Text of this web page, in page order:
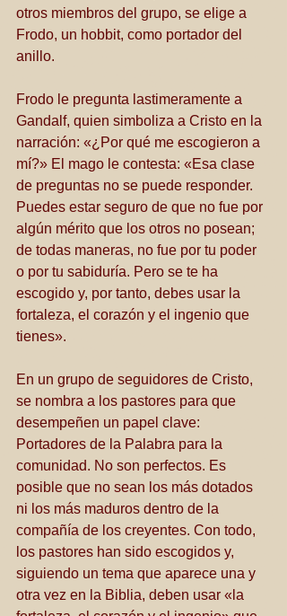
otros miembros del grupo, se elige a
Frodo, un hobbit, como portador del
anillo.
Frodo le pregunta lastimeramente a
Gandalf, quien simboliza a Cristo en la
narración: «¿Por qué me escogieron a
mí?» El mago le contesta: «Esa clase
de preguntas no se puede responder.
Puedes estar seguro de que no fue por
algún mérito que los otros no posean;
de todas maneras, no fue por tu poder
o por tu sabiduría. Pero se te ha
escogido y, por tanto, debes usar la
fortaleza, el corazón y el ingenio que
tienes».
En un grupo de seguidores de Cristo,
se nombra a los pastores para que
desempeñen un papel clave:
Portadores de la Palabra para la
comunidad. No son perfectos. Es
posible que no sean los más dotados
ni los más maduros dentro de la
compañía de los creyentes. Con todo,
los pastores han sido escogidos y,
siguiendo un tema que aparece una y
otra vez en la Biblia, deben usar «la